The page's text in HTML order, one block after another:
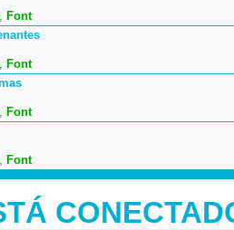
, Font
, Font
, Font
, Font